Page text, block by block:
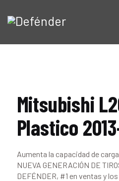
MANUALES
BLOG
Mitsubishi
Plastico
Aumenta la capacidad de
NUEVA GENERACIÓN DE
DEFÉNDER, #1 en ventas y